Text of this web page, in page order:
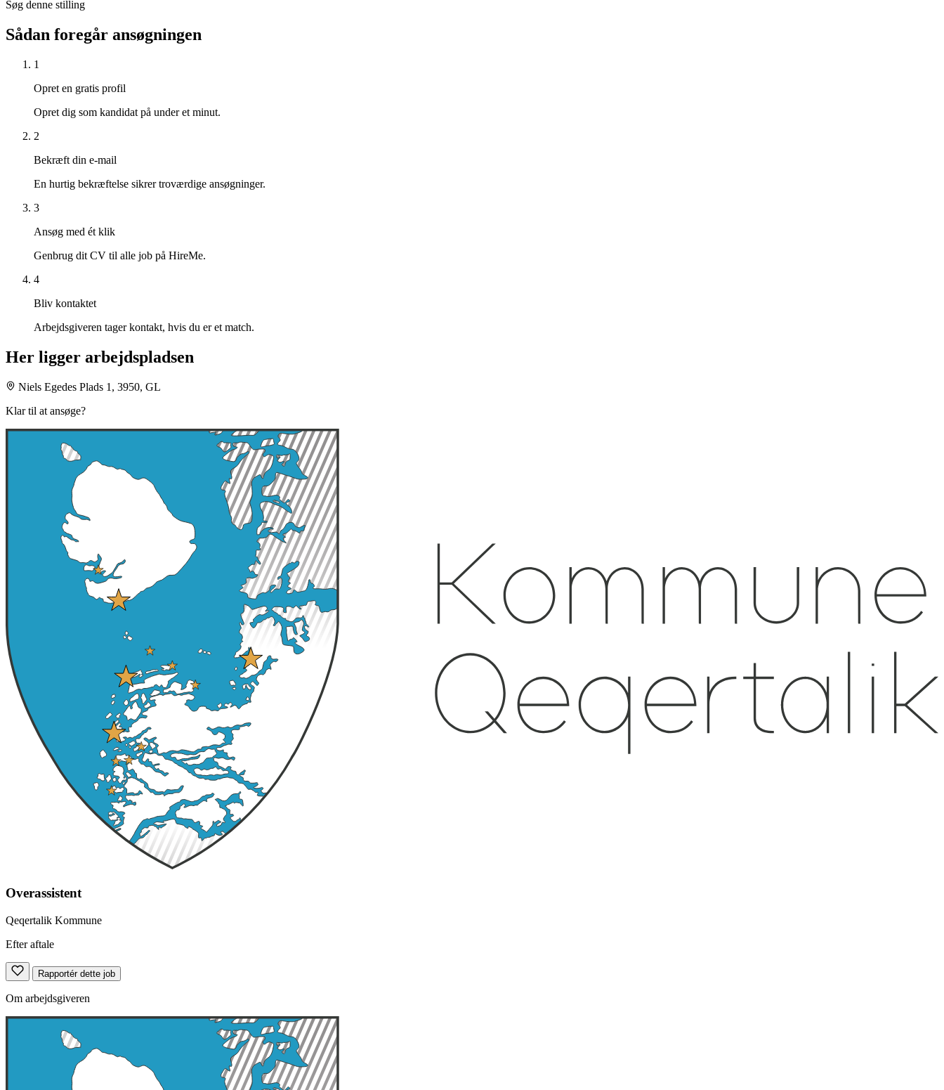
Søg denne stilling
Sådan foregår ansøgningen
1
Opret en gratis profil
Opret dig som kandidat på under et minut.
2
Bekræft din e-mail
En hurtig bekræftelse sikrer troværdige ansøgninger.
3
Ansøg med ét klik
Genbrug dit CV til alle job på HireMe.
4
Bliv kontaktet
Arbejdsgiveren tager kontakt, hvis du er et match.
Her ligger arbejdspladsen
Niels Egedes Plads 1, 3950, GL
Klar til at ansøge?
Overassistent
Qeqertalik Kommune
Efter aftale
Rapportér dette job
Om arbejdsgiveren